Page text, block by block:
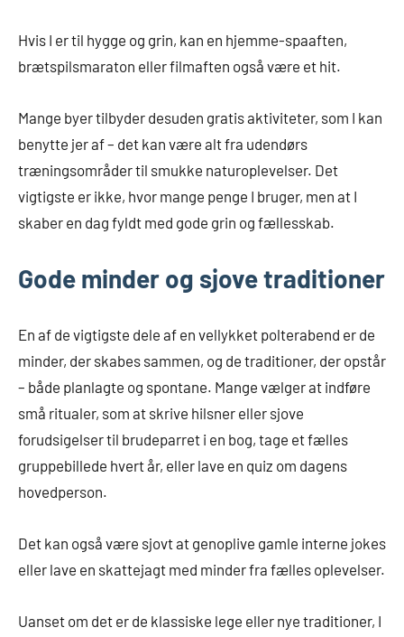
Hvis I er til hygge og grin, kan en hjemme-spaaften,
brætspilsmaraton eller filmaften også være et hit.
Mange byer tilbyder desuden gratis aktiviteter, som I kan
benytte jer af – det kan være alt fra udendørs
træningsområder til smukke naturoplevelser. Det
vigtigste er ikke, hvor mange penge I bruger, men at I
skaber en dag fyldt med gode grin og fællesskab.
Gode minder og sjove traditioner
En af de vigtigste dele af en vellykket polterabend er de
minder, der skabes sammen, og de traditioner, der opstår
– både planlagte og spontane. Mange vælger at indføre
små ritualer, som at skrive hilsner eller sjove
forudsigelser til brudeparret i en bog, tage et fælles
gruppebillede hvert år, eller lave en quiz om dagens
hovedperson.
Det kan også være sjovt at genoplive gamle interne jokes
eller lave en skattejagt med minder fra fælles oplevelser.
Uanset om det er de klassiske lege eller nye traditioner, I